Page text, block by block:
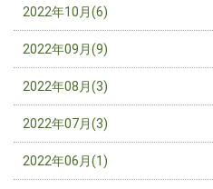
2022年10月(6)
2022年09月(9)
2022年08月(3)
2022年07月(3)
2022年06月(1)